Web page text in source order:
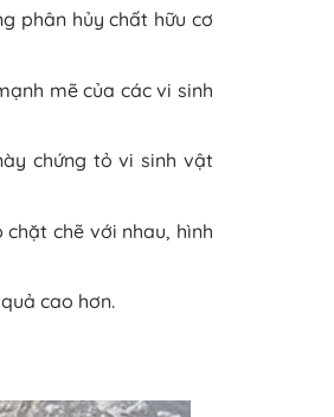
phân hủy chất hữu cơ
mẽ của các vi sinh
chứng tỏ vi sinh vật
chẽ với nhau, hình
cao hơn.